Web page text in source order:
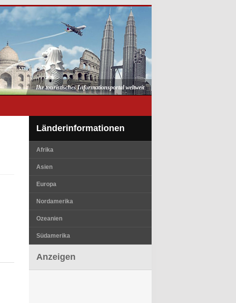
Ihr touristisches Informationsportal weltweit
Länderinformationen
Afrika
Asien
Europa
Nordamerika
Ozeanien
Südamerika
Anzeigen